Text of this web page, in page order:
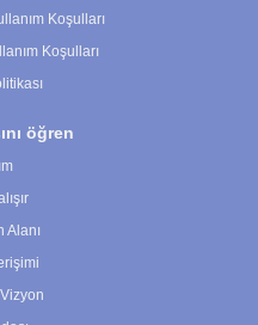
Koşulları
Koşulları
öğren
Alanı